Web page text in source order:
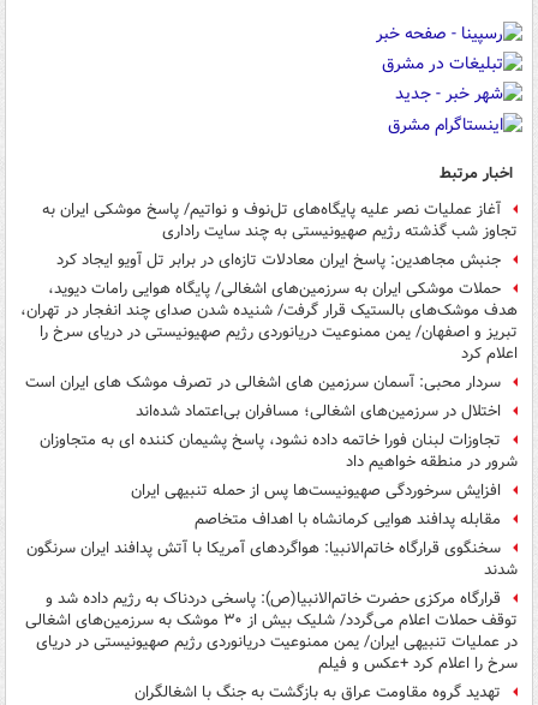
اخبار مرتبط
آغاز عملیات نصر علیه پایگاه‌های تل‌نوف و نواتیم/ پاسخ موشکی ایران به
تجاوز شب گذشته رژیم صهیونیستی به چند سایت راداری
جنبش مجاهدین: پاسخ ایران معادلات تازه‌ای در برابر تل آویو ایجاد کرد
حملات موشکی ایران به سرزمین‌های اشغالی/ پایگاه هوایی رامات دیوید،
هدف موشک‌های بالستیک قرار گرفت/ شنیده شدن صدای چند انفجار در تهران،
تبریز و اصفهان/ یمن ممنوعیت دریانوردی رژیم صهیونیستی در دریای سرخ را
اعلام کرد
سردار محبی: آسمان سرزمین های اشغالی در تصرف موشک های ایران است
اختلال در سرزمین‌های اشغالی؛ مسافران بی‌اعتماد شده‌اند
تجاوزات لبنان فورا خاتمه داده نشود، پاسخ پشیمان کننده ای به متجاوزان
شرور در منطقه خواهیم داد
افزایش سرخوردگی صهیونیست‌ها پس از حمله تنبیهی ایران
مقابله پدافند هوایی کرمانشاه با اهداف متخاصم
سخنگوی قرارگاه خاتم‌الانبیا: هواگردهای آمریکا با آتش پدافند ایران سرنگون
شدند
قرارگاه مرکزی حضرت خاتم‌الانبیا(ص): پاسخی دردناک به رژیم داده شد و
توقف حملات اعلام می‌گردد/ شلیک بیش از ۳۰ موشک به سرزمین‌های اشغالی
در عملیات تنبیهی ایران/ یمن ممنوعیت دریانوردی رژیم صهیونیستی در دریای
سرخ را اعلام کرد +عکس و فیلم
تهدید گروه مقاومت عراق به بازگشت به جنگ با اشغالگران